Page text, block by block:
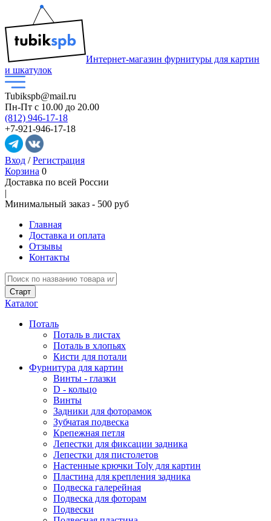
Интернет-магазин фурнитуры для картин
и шкатулок
Tubikspb@mail.ru
Пн-Пт с 10.00 до 20.00
(812) 946-17-18
+7-921-946-17-18
Вход /Регистрация
Корзина 0
Доставка по всей России
|
Минимальный закaз - 500 руб
Главная
Доставка и оплата
Отзывы
Контакты
Каталог
Поталь
Поталь в листах
Поталь в хлопьях
Кисти для потали
Фурнитура для картин
Винты - глазки
D - кольцо
Винты
Задники для фоторамок
Зубчатая подвеска
Крепежная петля
Лепестки для фиксации задника
Лепестки для пистолетов
Настенные крючки Toly для картин
Пластина для крепления задника
Подвеска галерейная
Подвеска для фоторам
Подвески